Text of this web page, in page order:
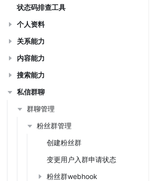
状态码排查工具
个人资料
关系能力
内容能力
搜索能力
私信群聊
群聊管理
粉丝群管理
创建粉丝群
变更用户入群申请状态
粉丝群webhook